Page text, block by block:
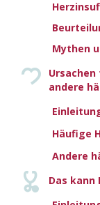
Mythen
andere
Häufige
Andere
Das
Nacht werden
Atmungsstörung
Schlaf-
Schlafapnoe,
der
Dazu gehört
Patient mit
detaillierten
Insbesondere